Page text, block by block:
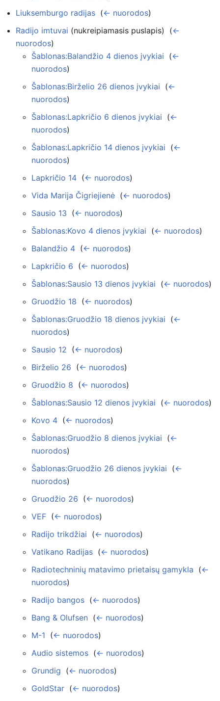
Liuksemburgo radijas (← nuorodos)
Radijo imtuvai (nukreipiamasis puslapis) ‎ (←
nuorodos)
Šablonas:Balandžio 4 dienos įvykiai (←
nuorodos)
Šablonas:Birželio 26 dienos įvykiai (←
nuorodos)
Šablonas:Lapkričio 6 dienos įvykiai (←
nuorodos)
Šablonas:Lapkričio 14 dienos įvykiai (←
nuorodos)
Lapkričio 14 (← nuorodos)
Vida Marija Čigriejienė (← nuorodos)
Sausio 13 (← nuorodos)
Šablonas:Kovo 4 dienos įvykiai (← nuorodos)
Balandžio 4 (← nuorodos)
Lapkričio 6 (← nuorodos)
Šablonas:Sausio 13 dienos įvykiai (← nuorodos)
Gruodžio 18 (← nuorodos)
Šablonas:Gruodžio 18 dienos įvykiai (←
nuorodos)
Sausio 12 (← nuorodos)
Birželio 26 (← nuorodos)
Gruodžio 8 (← nuorodos)
Šablonas:Sausio 12 dienos įvykiai (← nuorodos)
Kovo 4 (← nuorodos)
Šablonas:Gruodžio 8 dienos įvykiai (←
nuorodos)
Šablonas:Gruodžio 26 dienos įvykiai (←
nuorodos)
Gruodžio 26 (← nuorodos)
VEF (← nuorodos)
Radijo trikdžiai (← nuorodos)
Vatikano Radijas (← nuorodos)
Radiotechninių matavimo prietaisų gamykla (←
nuorodos)
Radijo bangos (← nuorodos)
Bang & Olufsen (← nuorodos)
M-1 (← nuorodos)
Audio sistemos (← nuorodos)
Grundig (← nuorodos)
GoldStar (← nuorodos)